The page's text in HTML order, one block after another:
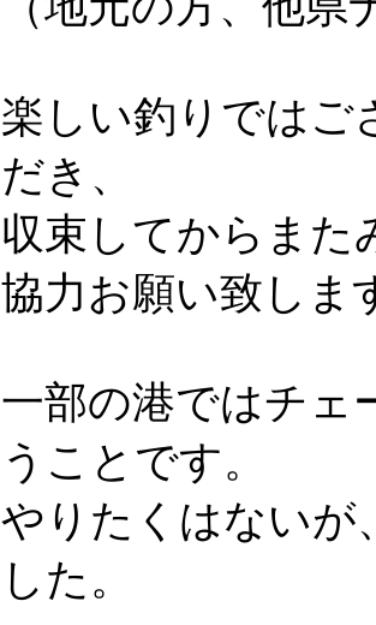
楽しい釣りではご
だき、
収束してからまた
協力お願い致しま
一部の港ではチェ
うことです。
やりたくはないが
した。